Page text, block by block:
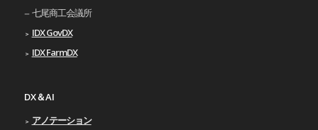
七尾商工会議所
IDX GovDX
IDX FarmDX
DX＆AI
アノテーション